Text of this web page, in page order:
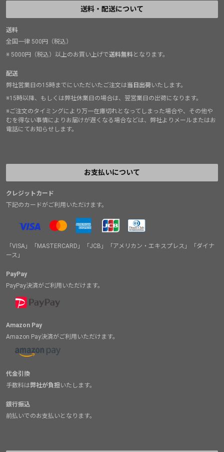
送料・配送について
送料
全国一律 500円（税込）
※ 5000円（税込）以上のお買い上げで送料無料となります。
配送
弊社営業日の15時までにいただいたご注文は当日出荷いたします。
※15時以降、もしくは弊社休業日の場合は、翌営業日の出荷になります。
※ご注文のタイミングにより万一在庫切れとなってしまった場合や、その他や
むを得ない事情によりお届けが遅くなる場合などは、弊社よりメールまたはお
電話にてお知らせします。
お支払いについて
クレジットカード
下記のカードがご利用いただけます。
「VISA」「MASTERCARD」「JCB」「アメリカン・エキスプレス」「ダイナ
ース」
PayPay
PayPay決済がご利用いただけます。
Amazon Pay
Amazon Pay決済がご利用いただけます。
代金引換
手数料は弊社が負担いたします。
銀行振込
前払いでのお支払いとなります。